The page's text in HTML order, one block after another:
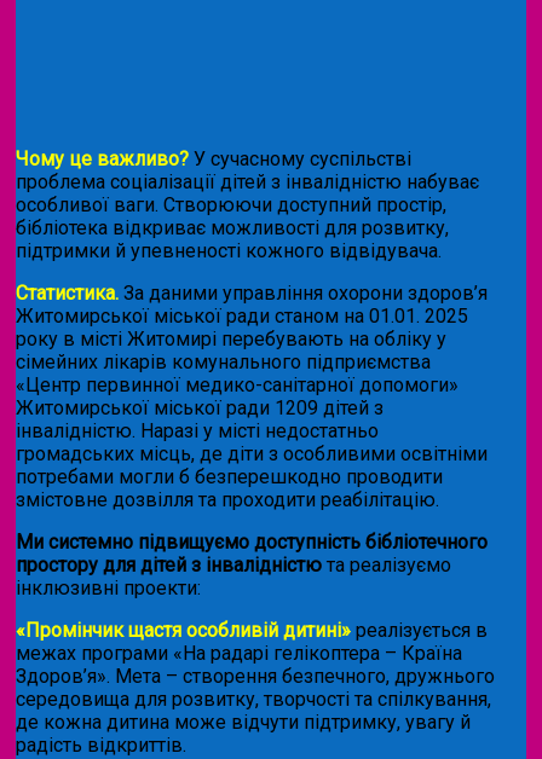
Чому це важливо? У сучасному суспільстві
проблема соціалізації дітей з інвалідністю набуває
особливої ваги. Створюючи доступний простір,
бібліотека відкриває можливості для розвитку,
підтримки й упевненості кожного відвідувача.
Статистика. За даними управління охорони здоров’я
Житомирської міської ради станом на 01.01. 2025
року в місті Житомирі перебувають на обліку у
сімейних лікарів комунального підприємства
«Центр первинної медико-санітарної допомоги»
Житомирської міської ради 1209 дітей з
інвалідністю. Наразі у місті недостатньо
громадських місць, де діти з особливими освітніми
потребами могли б безперешкодно проводити
змістовне дозвілля та проходити реабілітацію.
Ми системно підвищуємо доступність бібліотечного
простору для дітей з інвалідністю та реалізуємо
інклюзивні проекти:
«Промінчик щастя особливій дитині» реалізується в
межах програми «На радарі гелікоптера – Країна
Здоров’я». Мета – створення безпечного, дружнього
середовища для розвитку, творчості та спілкування,
де кожна дитина може відчути підтримку, увагу й
радість відкриттів.